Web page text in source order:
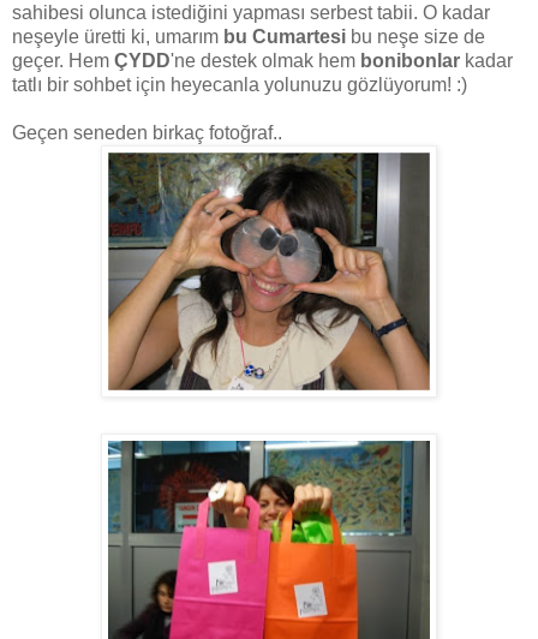
sahibesi olunca istediğini yapması serbest tabii. O kadar
neşeyle üretti ki, umarım bu Cumartesi bu neşe size de
geçer. Hem ÇYDD'ne destek olmak hem bonibonlar kadar
tatlı bir sohbet için heyecanla yolunuzu gözlüyorum! :)
Geçen seneden birkaç fotoğraf..